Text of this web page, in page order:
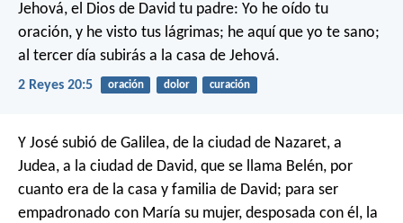
Jehová, el Dios de David tu padre: Yo he oído tu
oración, y he visto tus lágrimas; he aquí que yo te sano;
al tercer día subirás a la casa de Jehová.
2 Reyes 20:5 oración dolor curación
Y José subió de Galilea, de la ciudad de Nazaret, a
Judea, a la ciudad de David, que se llama Belén, por
cuanto era de la casa y familia de David; para ser
empadronado con María su mujer, desposada con él, la